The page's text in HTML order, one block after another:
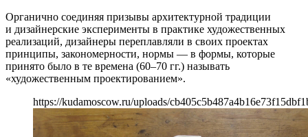
Органично соединяя призывы архитектурной традиции
и дизайнерские эксперименты в практике художественных
реализаций, дизайнеры переплавляли в своих проектах
принципы, закономерности, нормы — в формы, которые
принято было в те времена (60–70 гг.) называть
«художественным проектированием».
https://kudamoscow.ru/uploads/